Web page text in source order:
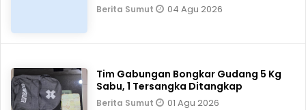
Berita Sumut 04 Agu 2026
Tim Gabungan Bongkar Gudang 5 Kg
Sabu, 1 Tersangka Ditangkap
Berita Sumut 01 Agu 2026